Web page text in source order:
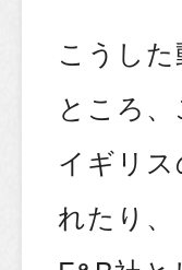
こうし
ところ、
イギリ
れたり、